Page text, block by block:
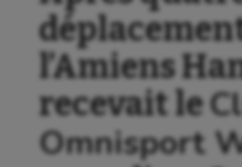
l’Amiens
recevait le
Omnisport